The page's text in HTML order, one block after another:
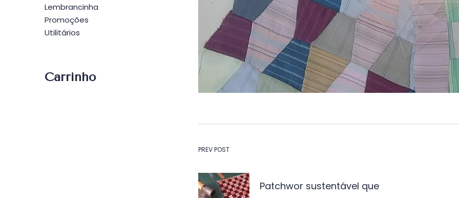
Navegação
de
PREV POST
Patchwor sustentável que
Lembrancinha
Promoções
Utilitários
Carrinho